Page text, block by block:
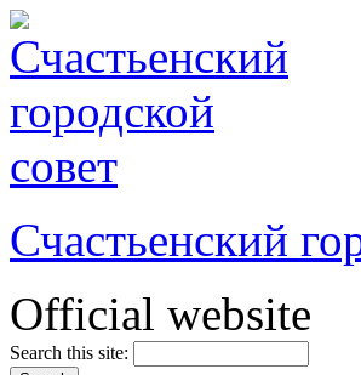
Счастьенский
Official website
Search this site: